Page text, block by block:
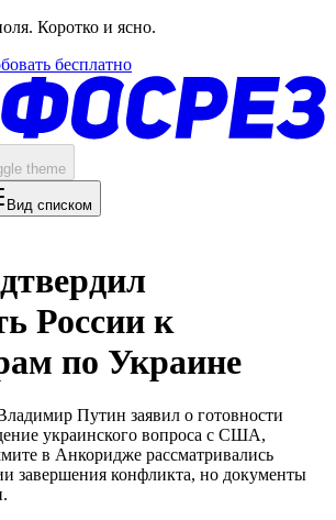
Коротко и ясно.
бесплатно
theme
Вид списком
России к
по Украине
Путин заявил о готовности
украинского вопроса с США,
в Анкоридже рассматривались
завершения конфликта, но документы